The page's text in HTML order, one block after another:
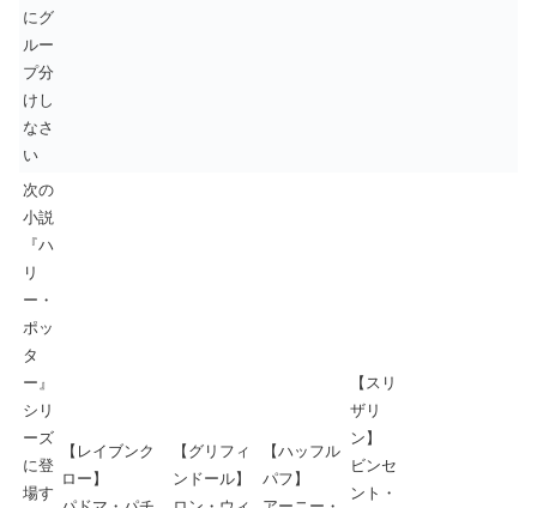
にグ
ルー
プ分
けし
なさ
い
次の
小説
『ハ
リ
ー・
ポッ
タ
ー』
シリ
ーズ
に登
場す
【レイブンク
ロー】
【グリフィ
ンドール】
【ハッフル
パフ】
【スリ
ザリ
ン】
ビンセ
ント・